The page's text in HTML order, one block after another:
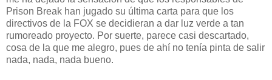
Prison Break han jugado su última carta para que los
directivos de la FOX se decidieran a dar luz verde a tan
rumoreado proyecto. Por suerte, parece casi descartado,
cosa de la que me alegro, pues de ahí no tenía pinta de salir
nada, nada, nada bueno.